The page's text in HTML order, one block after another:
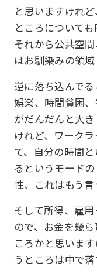
と思いますけれ
ところについて
それから公共空
はお馴染みの領
逆に落ち込んで
娯楽、時間貧困
がだんだんと大
けれど、ワーク
て、自分の時間
るというモード
性、これはもう言
そして所得、雇
ので、お金を幾
ころかと思いま
うところは中で落